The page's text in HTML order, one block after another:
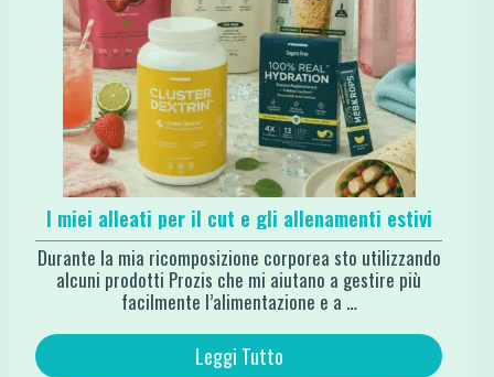
I miei alleati per il cut e gli allenamenti estivi
Durante la mia ricomposizione corporea sto utilizzando
alcuni prodotti Prozis che mi aiutano a gestire più
facilmente l’alimentazione e a …
Leggi Tutto